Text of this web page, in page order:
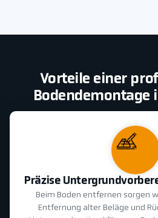
Vorteile einer
Bodendemontage
Präzise
Beim Boden entfernen sorgen
Entfernung alter Beläge und